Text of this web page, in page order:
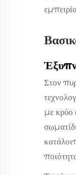
Στον
με κρύο